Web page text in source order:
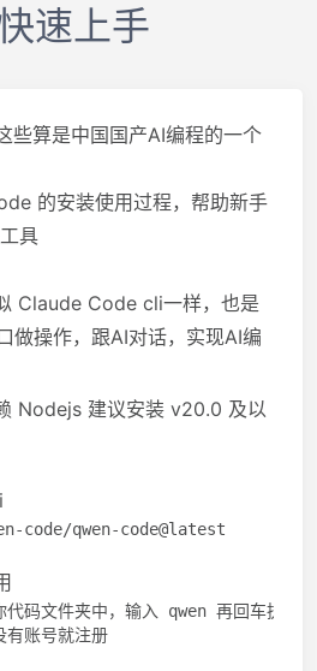
速上手
些算是中国国产AI编程的一个
的安装使用过程，帮助新手
具
Claude Code cli一样，也是
做操作，跟AI对话，实现AI编
Nodejs 建议安装 v20.0 及以
码文件夹中，输入 qwen 再回车执行
有账号就注册